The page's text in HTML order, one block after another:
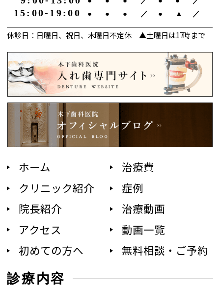
15:00-19:00 ● ● ● ／ ● ▲ ／
休診日：日曜日、祝日、木曜日不定休 ▲土曜日は17時まで
ホーム
クリニック紹介
院長紹介
アクセス
初めての方へ
治療費
症例
治療動画
動画一覧
無料相談・ご予約
診療内容